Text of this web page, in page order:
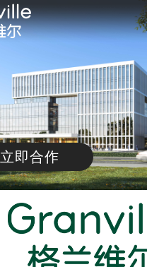
立即合作